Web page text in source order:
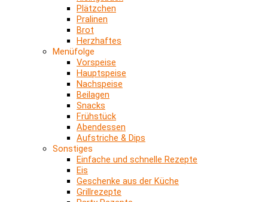
Plätzchen
Pralinen
Brot
Herzhaftes
Menüfolge
Vorspeise
Hauptspeise
Nachspeise
Beilagen
Snacks
Frühstück
Abendessen
Aufstriche & Dips
Sonstiges
Einfache und schnelle Rezepte
Eis
Geschenke aus der Küche
Grillrezepte